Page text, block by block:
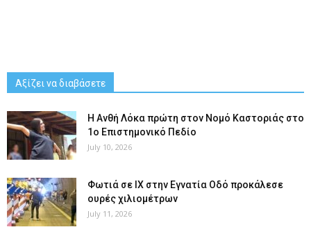
Αξίζει να διαβάσετε
Η Ανθή Λόκα πρώτη στον Νομό Καστοριάς στο
1ο Επιστημονικό Πεδίο
July 10, 2026
Φωτιά σε ΙΧ στην Εγνατία Οδό προκάλεσε
ουρές χιλιομέτρων
July 11, 2026